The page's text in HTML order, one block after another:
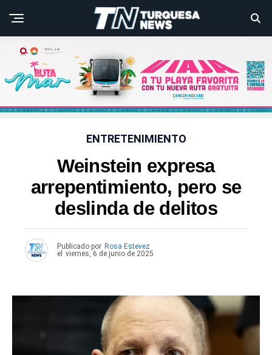
ENTRETENIMIENTO
Weinstein expresa
arrepentimiento, pero se
deslinda de delitos
Publicado por Rosa Estevez
el viernes, 6 de junio de 2025